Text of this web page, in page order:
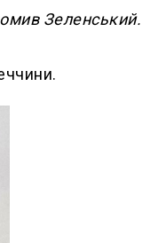
Зеленський.